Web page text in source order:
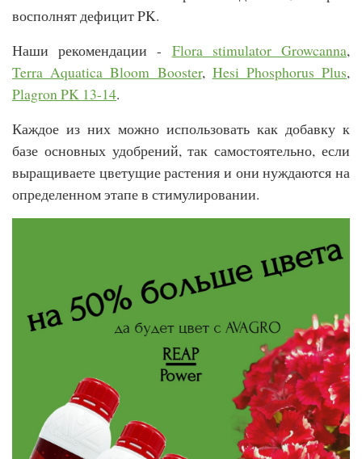
восполнят дефицит PK.
Наши рекомендации - Flora stimulator Growcanna
Terra Aquatica Bloom Booster, Hesi Phosphorus Plus
Plagron PK 13-14.
Каждое из них можно использовать как добавку к
базе основных удобрений, так самостоятельно, если
выращиваете цветущие растения и они нуждаются на
определенном этапе в стимулировании.